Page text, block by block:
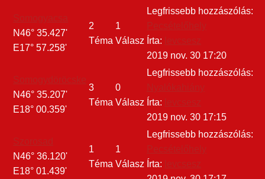
N46° 35.427'
E17° 57.258'
2
Téma
1
Válasz
Legfrissebb hozzászólás:
Írta:
2019 nov. 30 17:20
N46° 35.207'
E18° 00.359'
3
Téma
0
Válasz
Legfrissebb hozzászólás:
Írta:
2019 nov. 30 17:15
N46° 36.120'
E18° 01.439'
1
Téma
1
Válasz
Legfrissebb hozzászólás:
Írta: